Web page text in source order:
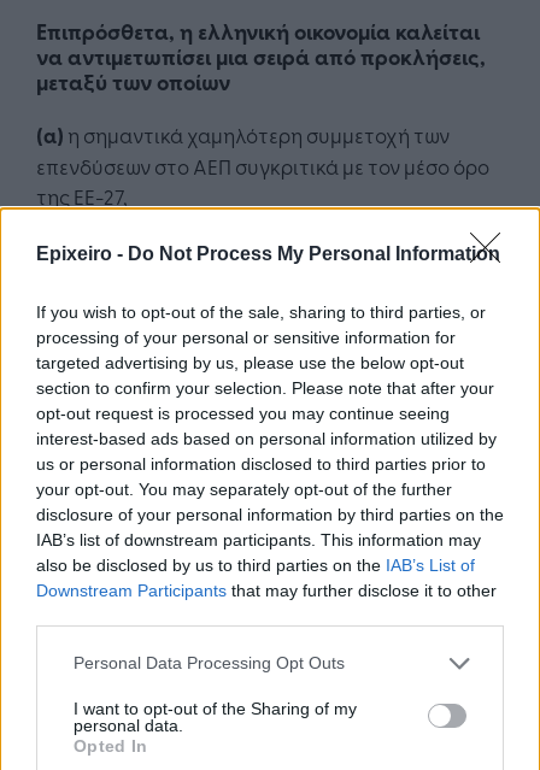
Epixeiro - Do Not Process My Personal Information
If you wish to opt-out of the sale, sharing to third parties, or
processing of your personal or sensitive information for
targeted advertising by us, please use the below opt-out
section to confirm your selection. Please note that after your
opt-out request is processed you may continue seeing
interest-based ads based on personal information utilized by
us or personal information disclosed to third parties prior to
your opt-out. You may separately opt-out of the further
disclosure of your personal information by third parties on the
IAB’s list of downstream participants. This information may
also be disclosed by us to third parties on the IAB’s List of
Downstream Participants that may further disclose it to other
Personal Data Processing Opt Outs
I want to opt-out of the Sharing of my
personal data.
Opted In
Επιπρόσθετα, η ελληνική οικονομία καλείται
να αντιμετωπίσει μια σειρά από προκλήσεις,
μεταξύ των οποίων
(α) η σημαντικά χαμηλότερη συμμετοχή των
επενδύσεων στο ΑΕΠ συγκριτικά με τον μέσο όρο
της ΕΕ-27,
(β)η απόκλιση από τον ευρωπαϊκό μέσο όρο ως
(γ)τα σχετικώς χαμηλότερα ποσοστά
απασχόλησης -ιδίως των γυναικών και των νέων-
και
(δ)η ανάγκη σύγκλισης του πραγματικού κατά
κεφαλή ΑΕΠ με τον αντίστοιχο ευρωπαϊκό μέσο
όρο.
Παράλληλα, σημαντική πρόκληση αποτελεί η
μείωση του ελλείμματος του ισοζυγίου
τρεχουσών συναλλαγών μέσω της ενίσχυσης της
ανταγωνιστικότητας, η οποία συνδέεται άμεσα
και ανάπτυξης, της υιοθέτησης νέων
τεχνολογιών και της εκπαίδευσης του